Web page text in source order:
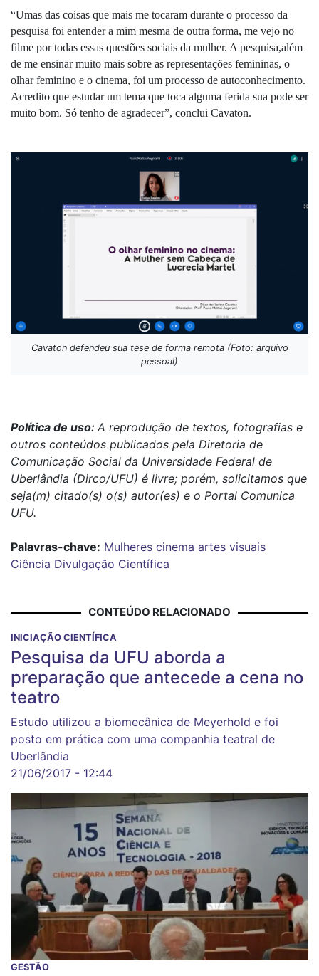
“Umas das coisas que mais me tocaram durante o processo da
pesquisa foi entender a mim mesma de outra forma, me vejo no
filme por todas essas questões sociais da mulher. A pesquisa,além
de me ensinar muito mais sobre as representações femininas, o
olhar feminino e o cinema, foi um processo de autoconhecimento.
Acredito que estudar um tema que toca alguma ferida sua pode ser
muito bom. Só tenho de agradecer”, conclui Cavaton.
Cavaton defendeu sua tese de forma remota (Foto: arquivo
pessoal)
Política de uso: A reprodução de textos, fotografias e
outros conteúdos publicados pela Diretoria de
Comunicação Social da Universidade Federal de
Uberlândia (Dirco/UFU) é livre; porém, solicitamos que
seja(m) citado(s) o(s) autor(es) e o Portal Comunica
UFU.
Palavras-chave: Mulheres cinema artes visuais
Ciência Divulgação Científica
CONTEÚDO RELACIONADO
INICIAÇÃO CIENTÍFICA
Pesquisa da UFU aborda a
preparação que antecede a cena no
teatro
Estudo utilizou a biomecânica de Meyerhold e foi
posto em prática com uma companhia teatral de
Uberlândia
21/06/2017 - 12:44
GESTÃO